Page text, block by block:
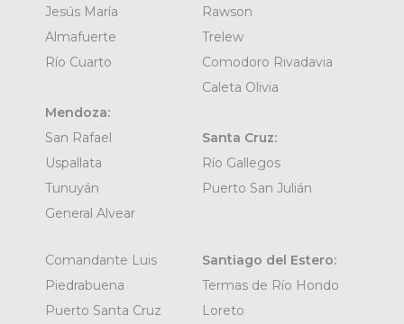
Jesús María
Almafuerte
Río Cuarto
Mendoza:
San Rafael
Uspallata
Tunuyán
General Alvear
Rawson
Trelew
Comodoro Rivadavia
Caleta Olivia
Santa Cruz:
Río Gallegos
Puerto San Julián
Comandante Luis
Piedrabuena
Puerto Santa Cruz
Santiago del Estero:
Termas de Río Hondo
Loreto